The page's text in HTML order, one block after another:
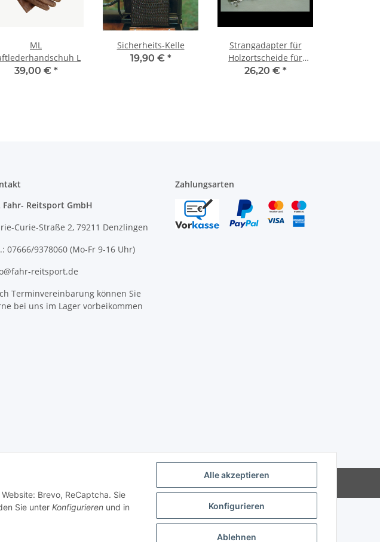
Alle akzeptieren
Konfigurieren
Ablehnen
Brevo, ReCaptcha. Sie
Sie unter Konfigurieren und in
ML
L
39,00 € *
Sicherheits-Kelle
19,90 € *
Strangadapter für
Holzortscheide für
große
26,20 € *
Fahr- Reitsport GmbH
Curie-Straße 2, 79211 Denzlingen
07666/9378060 (Mo-Fr 9-16 Uhr)
reitsport.de
Terminvereinbarung können Sie
bei uns im Lager vorbeikommen
Zahlungsarten